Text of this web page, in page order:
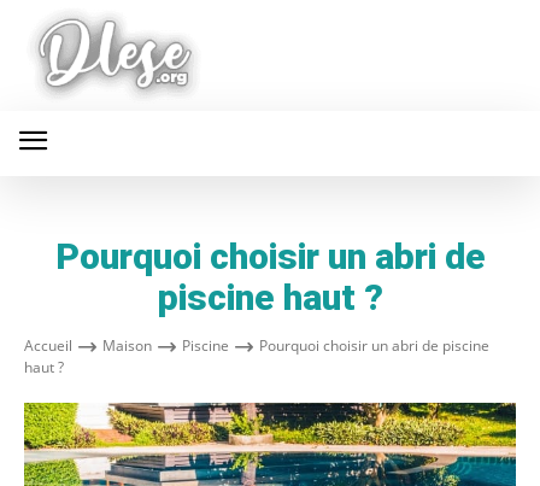
Pourquoi choisir un abri de
piscine haut ?
Accueil Maison Piscine
Pourquoi choisir un abri de piscine
haut ?